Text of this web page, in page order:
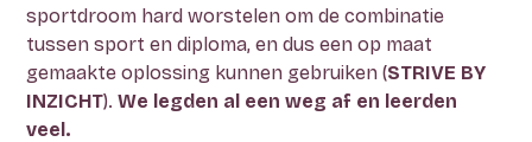
sportdroom hard worstelen om de combinatie
tussen sport en diploma, en dus een op maat
gemaakte oplossing kunnen gebruiken (STRIVE BY
INZICHT).We legden al een weg af en leerden
veel.